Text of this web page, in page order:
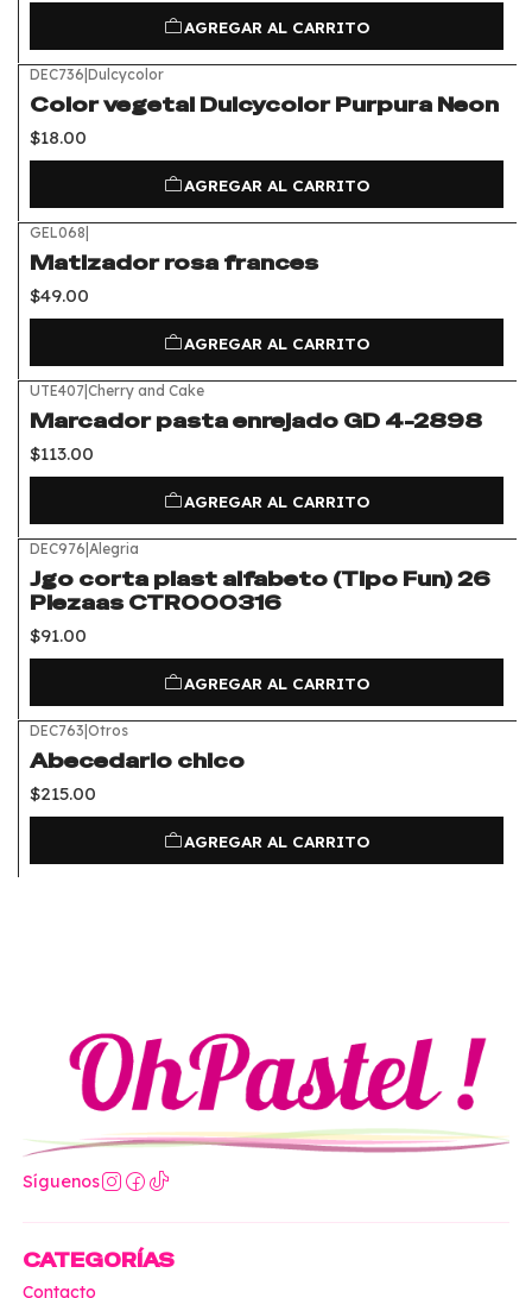
AGREGAR AL CARRITO
DEC736|Dulcycolor
Color vegetal Dulcycolor Purpura Neon
$18.00
AGREGAR AL CARRITO
GEL068|
Matizador rosa frances
$49.00
AGREGAR AL CARRITO
UTE407|Cherry and Cake
Marcador pasta enrejado GD 4-2898
$113.00
AGREGAR AL CARRITO
DEC976|Alegria
Jgo corta plast alfabeto (Tipo Fun) 26
Piezaas CTR000316
$91.00
AGREGAR AL CARRITO
DEC763|Otros
Abecedario chico
$215.00
AGREGAR AL CARRITO
Síguenos
CATEGORÍAS
Contacto